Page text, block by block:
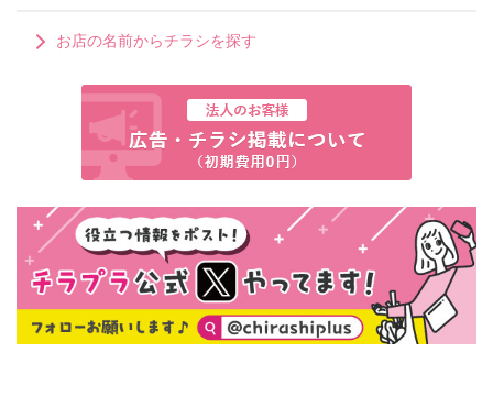
お店の名前からチラシを探す